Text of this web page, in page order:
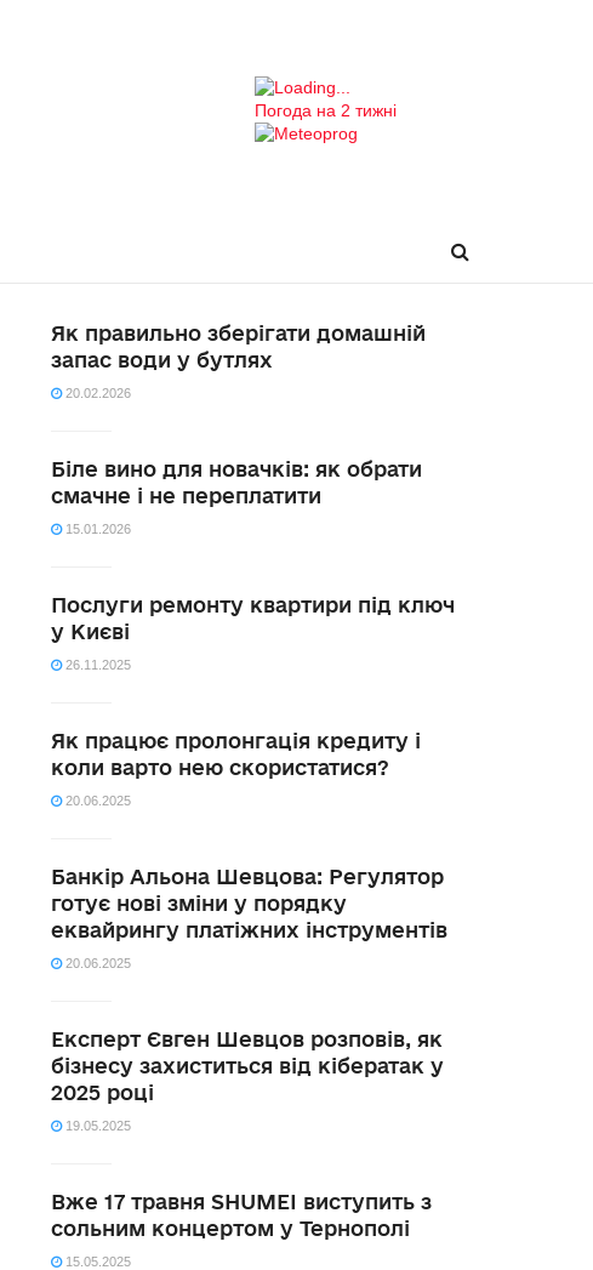
Погода на 2 тижні
Як правильно зберігати домашній
запас води у бутлях
20.02.2026
Біле вино для новачків: як обрати
смачне і не переплатити
15.01.2026
Послуги ремонту квартири під ключ
у Києві
26.11.2025
Як працює пролонгація кредиту і
коли варто нею скористатися?
20.06.2025
Банкір Альона Шевцова: Регулятор
готує нові зміни у порядку
еквайрингу платіжних інструментів
20.06.2025
Експерт Євген Шевцов розповів, як
бізнесу захиститься від кібератак у
2025 році
19.05.2025
Вже 17 травня SHUMEI виступить з
сольним концертом у Тернополі
15.05.2025